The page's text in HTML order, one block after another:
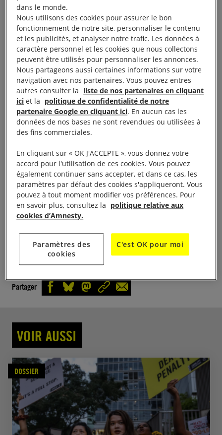
À l’heure des bilans,la nuance s’impose. Le
Moyen-Orient est en ruines, en partie à cause des
erreurs de la Maison-Blanche. Guantánamo n’a pas
fermé. Black Lives Matter s’est organisé contre les
discriminations dont les Noirs restent victimes. Mais
la réforme du système de santé, le mariage
homosexuel, le redressement de l’économie sont
des succès pour le président sortant.
Donald Trump et Hillary Clintons’affrontent
désormais dans un match à l’issue incertaine, qui
montre que les fractures de l’Amérique restent
profondes. Si le président Obama n’a changé ni la
face du monde ni celle de l’Amérique, les lignes ont
cependant bougé. Rencontres à New York et à San
Francisco avec les acteurs de terrain et les militants
des droits humains.
Partager
VOIR AUSSI
DOSSIER
dans le monde.
Nous utilisons des cookies pour assurer le bon
fonctionnement de notre site, personnaliser le contenu
et les publicités, et analyser notre trafic. Les données à
caractère personnel et les cookies que nous collectons
peuvent être utilisés pour personnaliser les annonces.
Nous partageons aussi certaines informations sur votre
navigation avec nos partenaires. Vous pouvez entres
autres consulter la liste de nos partenaires en cliquant
ici et la politique de confidentialité de notre
partenaire Google en cliquant ici. En aucun cas les
données de nos bases ne sont revendues ou utilisées à
des fins commerciales.
En cliquant sur « OK J'ACCEPTE », vous donnez votre
accord pour l'utilisation de ces cookies. Vous pouvez
également continuer sans accepter, et dans ce cas, les
paramètres par défaut des cookies s'appliqueront. Vous
pouvez à tout moment modifier vos préférences. Pour
en savoir plus, consultez la politique relative aux
cookies d’Amnesty.
Paramètres des
cookies
C'est OK pour moi